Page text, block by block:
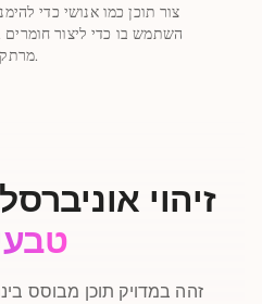
צור תוכן כמו אנושי כדי
מרתקים תוך שניות, הכל בחינם.
זיהוי
זהה במדויק תוכן מבוסס